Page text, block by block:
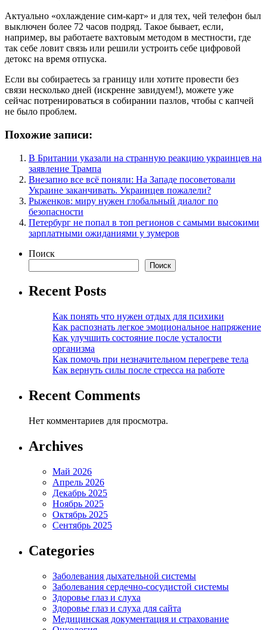
Актуально «охлаждение сим-карт» и для тех, чей телефон был
выключен более 72 часов подряд. Такое бывает, если,
например, вы работаете вахтовым методом в местности, где
так себе ловит связь или решили устроить себе цифровой
детокс на время отпуска.
Если вы собираетесь за границу или хотите провести без
связи несколько дней (искренне завидуем!), можете уже
сейчас потренироваться в собирании пазлов, чтобы с капчей
не было проблем.
Похожие записи:
В Британии указали на странную реакцию украинцев на
заявление Трампа
Внезапно все всё поняли: На Западе посоветовали
Украине заканчивать. Украинцев пожалели?
Рыженков: миру нужен глобальный диалог по
безопасности
Петербург не попал в топ регионов с самыми высокими
зарплатными ожиданиями у зумеров
Поиск
Поиск
Recent Posts
Как понять что нужен отдых для психики
Как распознать легкое эмоциональное напряжение
Как улучшить состояние после усталости
организма
Как помочь при незначительном перегреве тела
Как вернуть силы после стресса на работе
Recent Comments
Нет комментариев для просмотра.
Archives
Май 2026
Апрель 2026
Декабрь 2025
Ноябрь 2025
Октябрь 2025
Сентябрь 2025
Categories
Заболевания дыхательной системы
Заболевания сердечно-сосудистой системы
Здоровье глаз и слуха
Здоровье глаз и слуха для сайта
Медицинская документация и страхование